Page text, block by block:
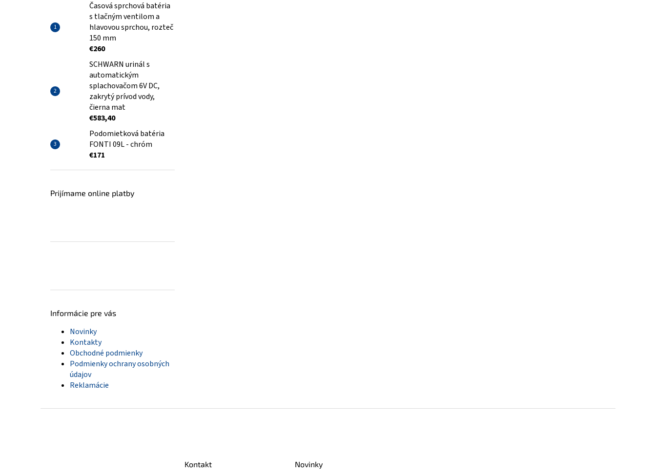
Časová sprchová batéria
s tlačným ventilom a
hlavovou sprchou, rozteč
150 mm
€260
SCHWARN urinál s
automatickým
splachovačom 6V DC,
zakrytý prívod vody,
čierna mat
€583,40
Podomietková batéria
FONTI 09L - chróm
€171
Prijímame online platby
Informácie pre vás
Novinky
Kontakty
Obchodné podmienky
Podmienky ochrany osobných
údajov
Reklamácie
Kontakt
Novinky